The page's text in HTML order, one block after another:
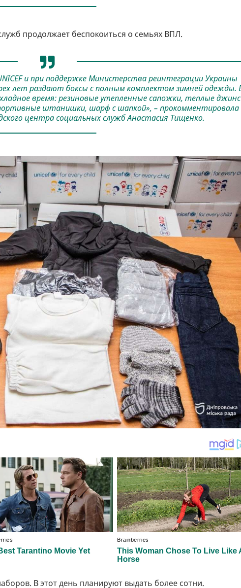
продолжает беспокоиться о семьях ВПЛ.
и при поддержке Министерства реинтеграции Украины
лет раздают боксы с полным комплектом зимней одежды.
время: резиновые утепленные сапожки, теплые
штанишки, шарф с шапкой», – прокомментировала
центра социальных служб Анастасия Тищенко.
В этот день планируют выдать более сотни.